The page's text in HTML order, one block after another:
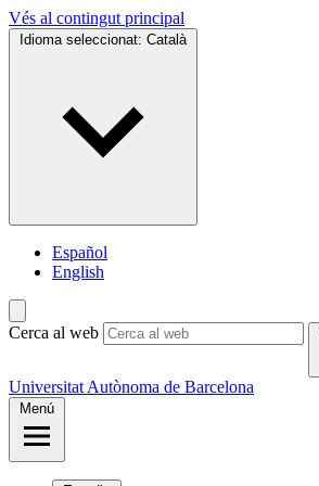
Vés al contingut principal
Idioma seleccionat: Català
Español
English
Cerca al web
Universitat Autònoma de Barcelona
Menú